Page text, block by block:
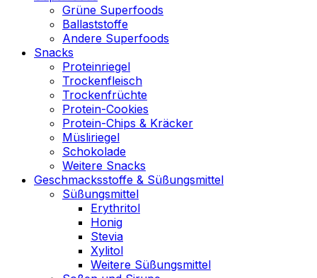
Grüne Superfoods
Ballaststoffe
Andere Superfoods
Snacks
Proteinriegel
Trockenfleisch
Trockenfrüchte
Protein-Cookies
Protein-Chips & Kräcker
Müsliriegel
Schokolade
Weitere Snacks
Geschmacksstoffe & Süßungsmittel
Süßungsmittel
Erythritol
Honig
Stevia
Xylitol
Weitere Süßungsmittel